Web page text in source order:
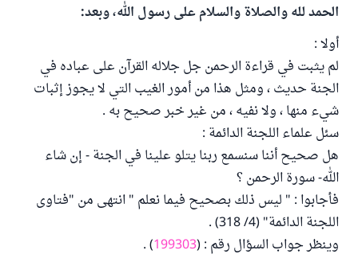
الحمد لله والصلاة والسلام على رسول الله، وبعد:
أولا :
لم يثبت في قراءة الرحمن جل جلاله القرآن على عباده في
الجنة حديث ، ومثل هذا من أمور الغيب التي لا يجوز إثبات
شيء منها ، ولا نفيه ، من غير خبر صحيح به .
سئل علماء اللجنة الدائمة :
هل صحيح أننا سنسمع ربنا يتلو علينا في الجنة - إن شاء
الله- سورة الرحمن ؟
فأجابوا : " ليس ذلك بصحيح فيما نعلم " انتهى من "فتاوى
اللجنة الدائمة" (4/ 318) .
وينظر جواب السؤال رقم : (199303
) .